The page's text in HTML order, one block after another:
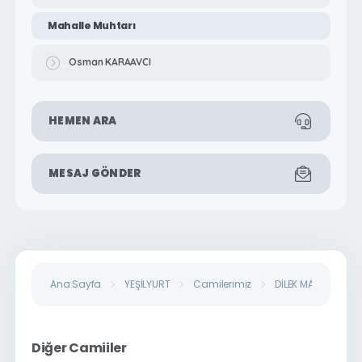
Mahalle Muhtarı
Osman KARAAVCI
HEMEN ARA
MESAJ GÖNDER
Ana Sayfa YEŞİLYURT Camilerimiz DİLEK MAHALLESİ
Diğer Camiiler